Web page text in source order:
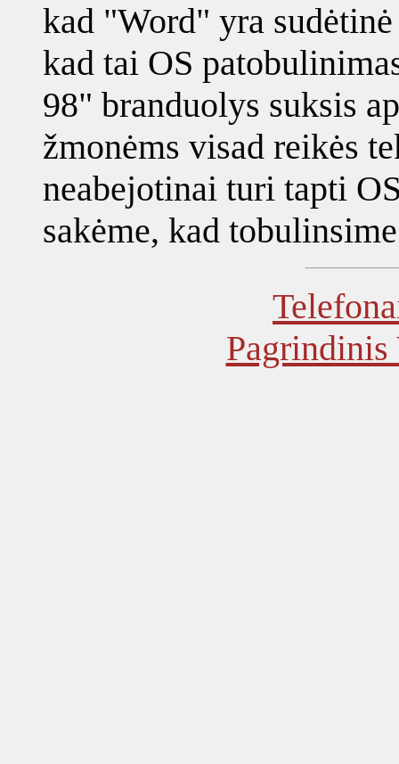
kad "Word" yra
kad tai OS
98" branduolys suksis
žmonėms visad reikės
neabejotinai turi tapti
sakėme, kad